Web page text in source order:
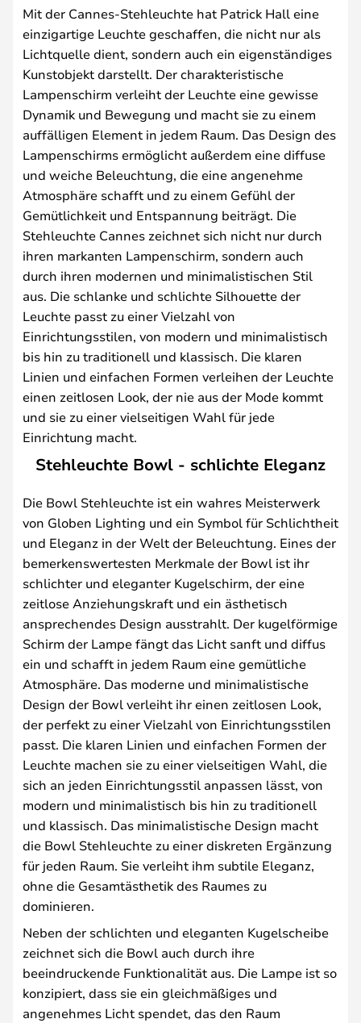
Mit der Cannes-Stehleuchte hat Patrick Hall eine
einzigartige Leuchte geschaffen, die nicht nur als
Lichtquelle dient, sondern auch ein eigenständiges
Kunstobjekt darstellt. Der charakteristische
Lampenschirm verleiht der Leuchte eine gewisse
Dynamik und Bewegung und macht sie zu einem
auffälligen Element in jedem Raum. Das Design des
Lampenschirms ermöglicht außerdem eine diffuse
und weiche Beleuchtung, die eine angenehme
Atmosphäre schafft und zu einem Gefühl der
Gemütlichkeit und Entspannung beiträgt. Die
Stehleuchte Cannes zeichnet sich nicht nur durch
ihren markanten Lampenschirm, sondern auch
durch ihren modernen und minimalistischen Stil
aus. Die schlanke und schlichte Silhouette der
Leuchte passt zu einer Vielzahl von
Einrichtungsstilen, von modern und minimalistisch
bis hin zu traditionell und klassisch. Die klaren
Linien und einfachen Formen verleihen der Leuchte
einen zeitlosen Look, der nie aus der Mode kommt
und sie zu einer vielseitigen Wahl für jede
Einrichtung macht.
Stehleuchte Bowl - schlichte Eleganz
Die Bowl Stehleuchte ist ein wahres Meisterwerk
von Globen Lighting und ein Symbol für Schlichtheit
und Eleganz in der Welt der Beleuchtung. Eines der
bemerkenswertesten Merkmale der Bowl ist ihr
schlichter und eleganter Kugelschirm, der eine
zeitlose Anziehungskraft und ein ästhetisch
ansprechendes Design ausstrahlt. Der kugelförmige
Schirm der Lampe fängt das Licht sanft und diffus
ein und schafft in jedem Raum eine gemütliche
Atmosphäre. Das moderne und minimalistische
Design der Bowl verleiht ihr einen zeitlosen Look,
der perfekt zu einer Vielzahl von Einrichtungsstilen
passt. Die klaren Linien und einfachen Formen der
Leuchte machen sie zu einer vielseitigen Wahl, die
sich an jeden Einrichtungsstil anpassen lässt, von
modern und minimalistisch bis hin zu traditionell
und klassisch. Das minimalistische Design macht
die Bowl Stehleuchte zu einer diskreten Ergänzung
für jeden Raum. Sie verleiht ihm subtile Eleganz,
ohne die Gesamtästhetik des Raumes zu
dominieren.
Neben der schlichten und eleganten Kugelscheibe
zeichnet sich die Bowl auch durch ihre
beeindruckende Funktionalität aus. Die Lampe ist so
konzipiert, dass sie ein gleichmäßiges und
angenehmes Licht spendet, das den Raum